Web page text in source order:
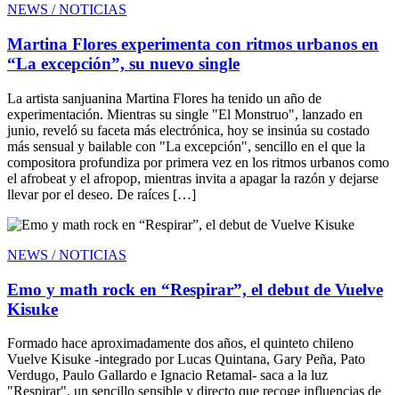
NEWS / NOTICIAS
Martina Flores experimenta con ritmos urbanos en
“La excepción”, su nuevo single
La artista sanjuanina Martina Flores ha tenido un año de
experimentación. Mientras su single "El Monstruo", lanzado en
junio, reveló su faceta más electrónica, hoy se insinúa su costado
más sensual y bailable con "La excepción", sencillo en el que la
compositora profundiza por primera vez en los ritmos urbanos como
el afrobeat y el afropop, mientras invita a apagar la razón y dejarse
llevar por el deseo. De raíces […]
NEWS / NOTICIAS
Emo y math rock en “Respirar”, el debut de Vuelve
Kisuke
Formado hace aproximadamente dos años, el quinteto chileno
Vuelve Kisuke -integrado por Lucas Quintana, Gary Peña, Pato
Verdugo, Paulo Gallardo e Ignacio Retamal- saca a la luz
"Respirar", un sencillo sensible y directo que recoge influencias de